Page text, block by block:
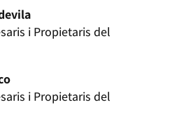
i Propietaris del
i Propietaris del